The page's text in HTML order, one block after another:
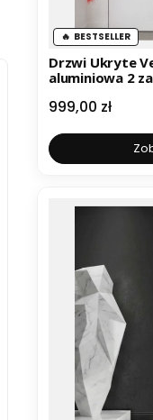
BESTSELLER
Drzwi Ukryte
aluminiowa 2
Cena
999,00 zł